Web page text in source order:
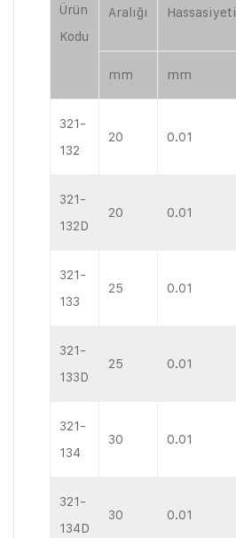
Ürün
Kodu
Aralığı Hassasiyeti
mm mm
321-
132
20 0.01
321-
132D
20 0.01
321-
133
25 0.01
321-
133D
25 0.01
321-
134
30 0.01
321-
134D
30 0.01